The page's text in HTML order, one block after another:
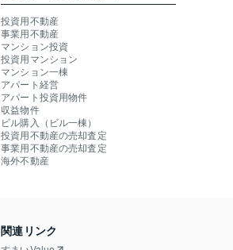
投資用不動産
事業用不動産
マンション投資
投資用マンション
マンション一棟
アパート経営
アパート投資用物件
収益物件
ビル購入（ビル一棟）
投資用不動産の売却査定
事業用不動産の売却査定
海外不動産
関連リンク